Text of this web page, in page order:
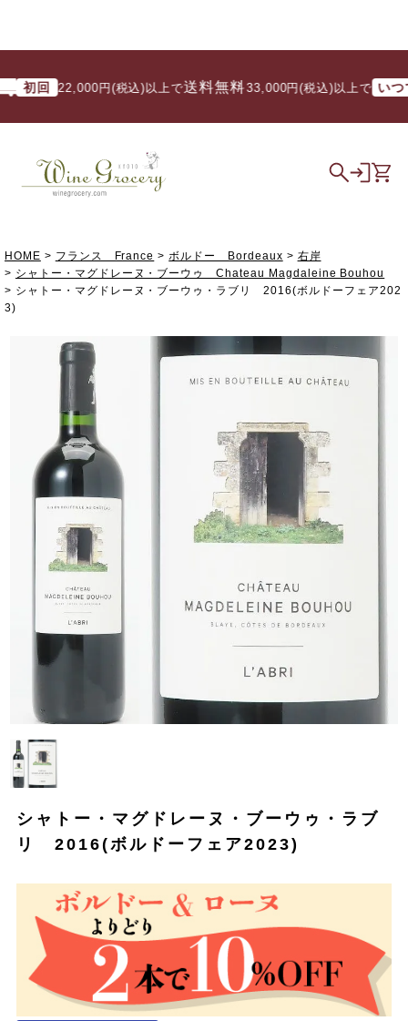
回 22,000円(税込)以上で 送料無料/ 33,000円(税込)以上で いつでも
HOME フランス France ボルドー Bordeaux
右岸
シャトー・マグドレーヌ・ブーウゥ Chateau Magdaleine Bouhou
シャトー・マグドレーヌ・ブーウゥ・ラブリ 2016(ボルドーフェア202
3)
シャトー・マグドレーヌ・ブーウゥ・ラブ
リ 2016(ボルドーフェア2023)